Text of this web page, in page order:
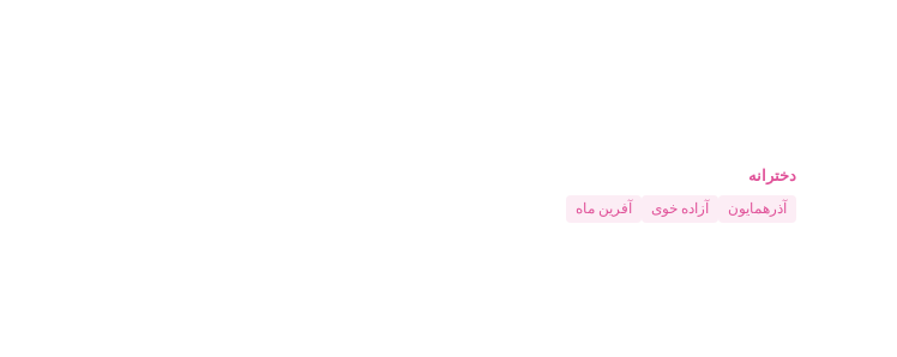
دخترانه
آذرهمایون آزاده خوی آفرین ماه